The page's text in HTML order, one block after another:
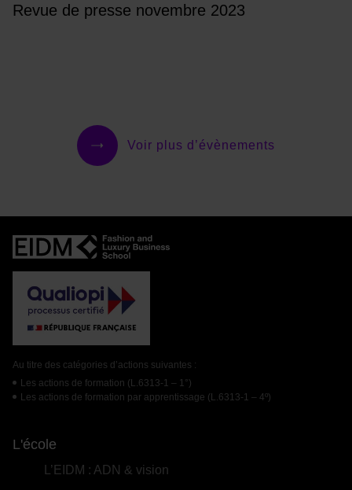
Revue de presse novembre 2023
Voir plus d’évènements
Au titre des catégories d’actions suivantes :
Les actions de formation (L.6313-1 – 1°)
Les actions de formation par apprentissage (L.6313-1 – 4º)
L'école
L’EIDM : ADN & vision